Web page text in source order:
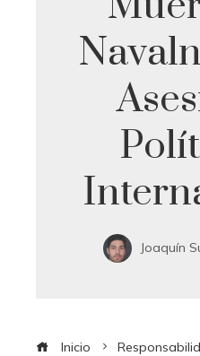
Joaquín
Inicio